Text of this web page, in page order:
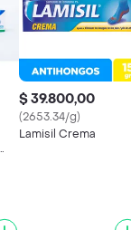
$ 39.800,00
(2653.34/g)
Lamisil Crema